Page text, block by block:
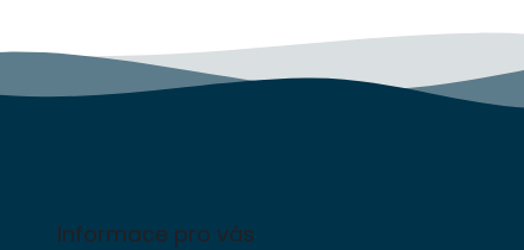
y
ý
Informace pro vás